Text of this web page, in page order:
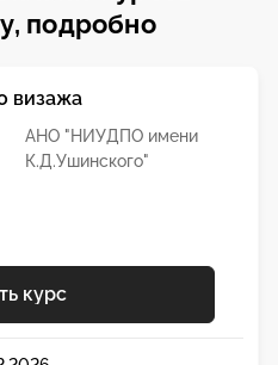
подробно
АНО "НИУДПО имени
К.Д.Ушинского"
визажа
курс